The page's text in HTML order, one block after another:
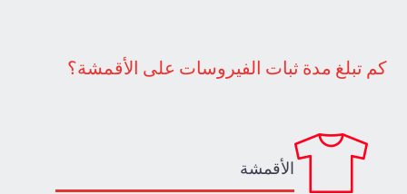
كم تبلغ مدة ثبات الفيروسات على الأقمشة؟
الأقمشة